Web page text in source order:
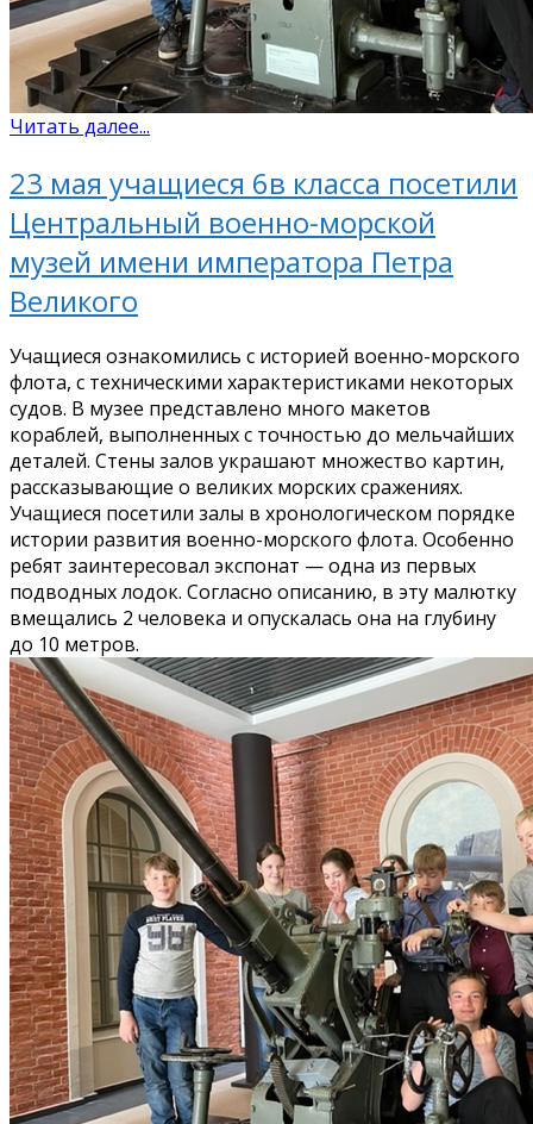
Читать далее...
23 мая учащиеся 6в класса посетили
Центральный военно-морской
музей имени императора Петра
Великого
Учащиеся ознакомились с историей военно-морского
флота, с техническими характеристиками некоторых
судов. В музее представлено много макетов
кораблей, выполненных с точностью до мельчайших
деталей. Стены залов украшают множество картин,
рассказывающие о великих морских сражениях.
Учащиеся посетили залы в хронологическом порядке
истории развития военно-морского флота. Особенно
ребят заинтересовал экспонат — одна из первых
подводных лодок. Согласно описанию, в эту малютку
вмещались 2 человека и опускалась она на глубину
до 10 метров.